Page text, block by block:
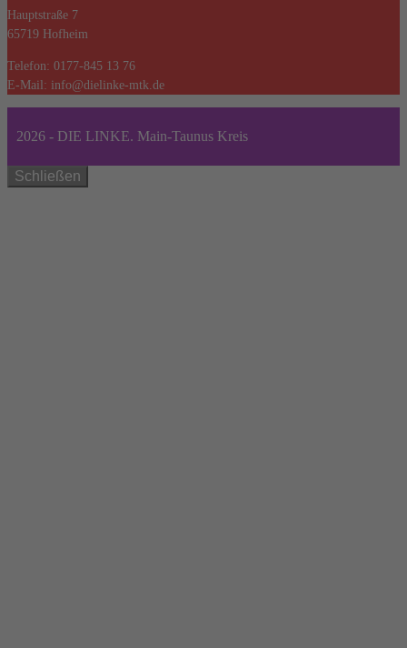
Hauptstraße 7
65719 Hofheim
Telefon: 0177-845 13 76
E-Mail: info@dielinke-mtk.de
2026 - DIE LINKE. Main-Taunus Kreis
Schließen